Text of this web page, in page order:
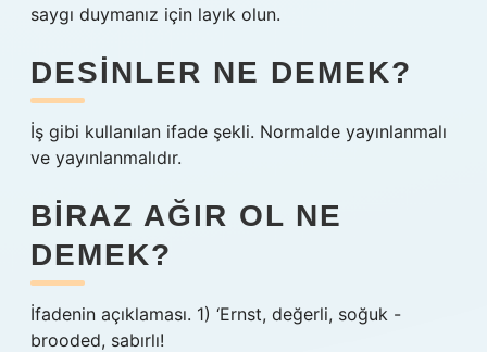
saygı duymanız için layık olun.
DESINLER NE DEMEK?
İş gibi kullanılan ifade şekli. Normalde yayınlanmalı
ve yayınlanmalıdır.
BIRAZ AĞIR OL NE
DEMEK?
İfadenin açıklaması. 1) ‘Ernst, değerli, soğuk -
brooded, sabırlı!